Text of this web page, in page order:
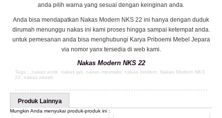
anda pilih warna yang sesuai dengan keinginan anda.
Anda bisa mendapatkan Nakas Modern NKS 22 ini hanya dengan duduk
dirumah menunggu nakas ini kami proses hingga sampai ketempat anda.
untuk pemesanan anda bisa menghubungi Karya Priboemi Mebel Jepara
via nomor yanx tersedia di web kami.
Nakas Modern NKS 22
Tags : , nakas antik nakas jati nakas minimalis nakas modern
Nakas Modern NKS
22
nakas murah
Produk Lainnya
Mungkin Anda menyukai produk-produk ini :